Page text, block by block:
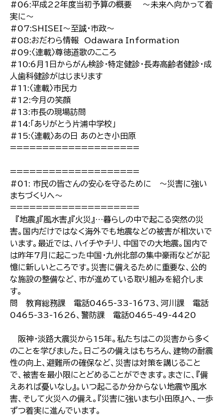
#06:平成22年度当初予算の概要 〜未来へ向かって着
実に〜
#07:SHISEI〜至誠・市政〜
#08:おだわら情報 Odawara Information
#09:〈連載〉尊徳道歌のこころ
#10:6月1日からがん検診・特定健診・長寿高齢者健診・成
人歯科健診がはじまります
#11:〈連載〉市民力
#12:今月の笑顔
#13:市長の現場訪問
#14:「ありがとう片浦中学校」
#15:〈連載〉あの日 あのとき小田原
====================
====================
#01: 市民の皆さんの安心を守るために 〜災害に強い
まちづくりへ〜
====================
『地震』『風水害』『火災』…暮らしの中で起こる突然の災
害。国内だけではなく海外でも地震などの被害が相次いで
います。最近では、ハイチやチリ、中国での大地震。国内で
は昨年7月に起こった中国・九州北部の集中豪雨などが記
憶に新しいところです。災害に備えるために重要な、公的
な施設の整備など、市が進めている取り組みを紹介しま
す。
問 教育総務課 電話0465-33-1673、河川課 電話
0465-33-1626、警防課 電話0465-49-4420
阪神・淡路大震災から15年。私たちはこの災害から多く
のことを学びました。日ごろの備えはもちろん、建物の耐震
性の向上、避難所の確保など、災害は対策を講じること
で、被害を最小限にとどめることができます。まさに、『備
えあれば憂いなし』。いつ起こるか分からない地震や風水
害、そして火災への備え。『災害に強いまち小田原』へ、一歩
ずつ着実に進んでいます。